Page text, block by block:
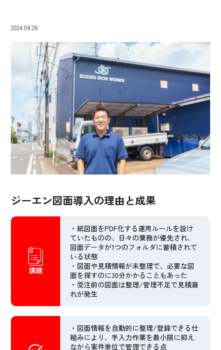
2024.08.26
ジーエン図面導入の理由と成果
課題
・紙図面をPDF化する運用ルールを設け
ていたものの、日々の業務が優先され、
図面データが1つのフォルダに蓄積されて
いる状態
・図面や見積情報が未整理で、必要な図
面を探すのに30分かかることもあった
・受注前の図面は整理/管理不足で見積漏
れが発生
・図面情報を自動的に整理/登録できる仕
組みにより、手入力作業を最小限に抑え
ながら案件単位で管理できる点